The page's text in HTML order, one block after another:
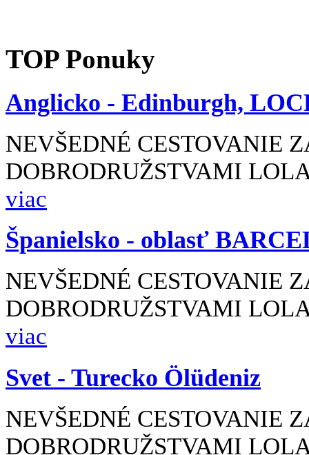
TOPPonuky
Anglicko - Edinburgh,
NEVŠEDNÉ CESTOVANIE
DOBRODRUŽSTVAMI
viac
Španielsko - oblasť
NEVŠEDNÉ CESTOVANIE
DOBRODRUŽSTVAMI
viac
Svet - Turecko Ölüdeniz
NEVŠEDNÉ CESTOVANIE
DOBRODRUŽSTVAMI